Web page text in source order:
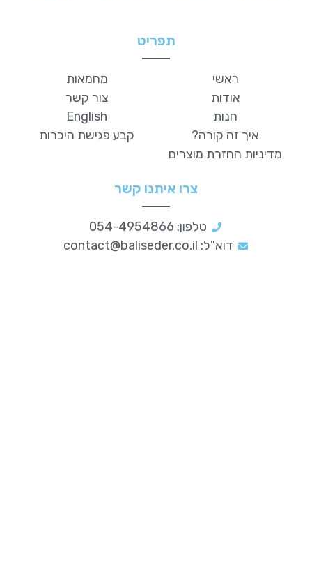
תפריט
ראשי
אודות
חנות
איך זה קורה?
מדיניות החזרת מוצרים
מחמאות
צור קשר
English
קבע פגישת היכרות
צרו איתנו קשר
טלפון: 054-4954866
דוא"ל: contact@baliseder.co.il